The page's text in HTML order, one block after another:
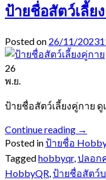
ป้ายชื่อสัตว์เลี้ย
Posted on 26/11/2023
26
พ.ย.
ป้ายชื่อสัตว์เลี้ยงคู่กาย
Continue reading →
Posted inป้ายชื่อ
Taggedhobbyqr,ปลอก
HobbyQR,ป้ายชื่อสัตว์